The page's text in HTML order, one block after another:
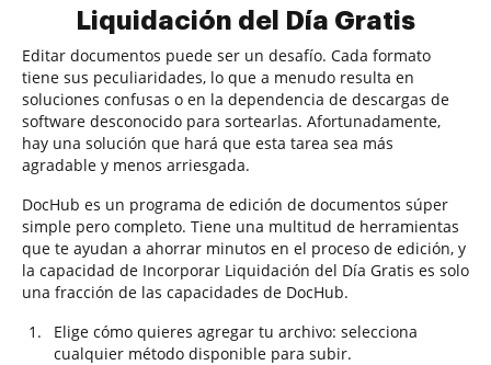
Liquidación del Día Gratis
Editar documentos puede ser un desafío. Cada formato
tiene sus peculiaridades, lo que a menudo resulta en
soluciones confusas o en la dependencia de descargas de
software desconocido para sortearlas. Afortunadamente,
hay una solución que hará que esta tarea sea más
agradable y menos arriesgada.
DocHub es un programa de edición de documentos súper
simple pero completo. Tiene una multitud de herramientas
que te ayudan a ahorrar minutos en el proceso de edición, y
la capacidad de Incorporar Liquidación del Día Gratis es solo
una fracción de las capacidades de DocHub.
Elige cómo quieres agregar tu archivo: selecciona
cualquier método disponible para subir.